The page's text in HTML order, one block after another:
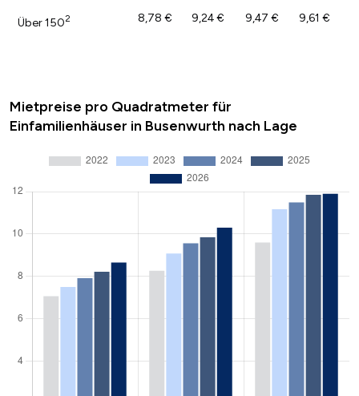
Über 1502 8,78 € 9,24 € 9,47 € 9,61 €
Mietpreise pro Quadratmeter für
Einfamilienhäuser in Busenwurth nach Lage